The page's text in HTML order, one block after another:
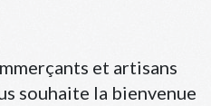
et artisans
souhaite la bienvenue